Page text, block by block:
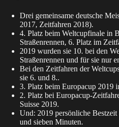
Drei gemeinsame deutsche
2017, Zeitfahren 2018).
4. Platz beim Weltcupfinale in
Straßenrennen, 6. Platz im
2019 wurden sie 10. bei den
Straßenrennen und für sie nur
Bei den Zeitfahren der
sie 6. und 8..
3. Platz beim Europacup 2019
2. Platz bei Europacup-
Suisse 2019.
Und: 2019 persönliche
und sieben Minuten.